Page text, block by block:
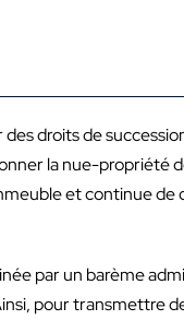
droits de
la nue-propriété
et continue
par un barème
pour transmettre